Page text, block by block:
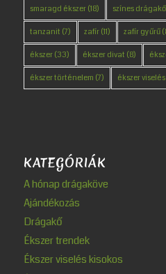
smaragd ékszer(18) színes drágakő
tanzanit (7) zafír(11) zafír gyűrű
ékszer(33) ékszer divat (8)
ékszer történelem (7) ékszer viselés
KATEGÓRIÁK
A hónap drágaköve
Ajándékozás
Drágakő
Ékszer trendek
Ékszer viselés kisokos